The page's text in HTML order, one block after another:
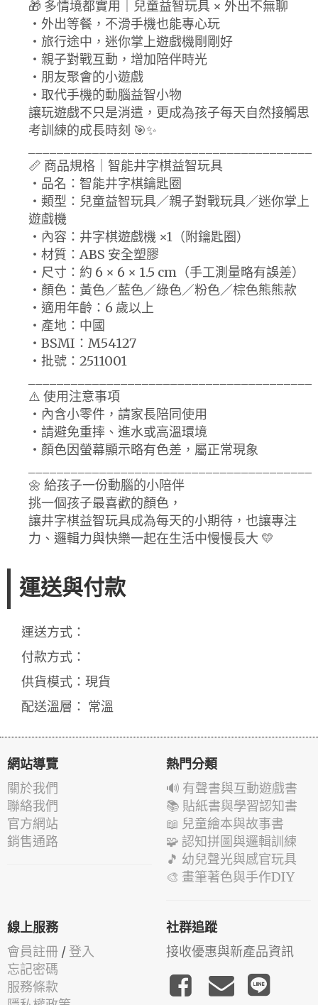
🎁 多情境都實用｜兒童益智玩具 × 外出不無聊
・外出等餐，不滑手機也能專心玩
・旅行途中，迷你掌上遊戲機剛剛好
・親子對戰互動，增加陪伴時光
・朋友聚會的小遊戲
・取代手機的動腦益智小物
讓玩遊戲不只是消遣，更成為孩子每天自然接觸思
考訓練的成長時刻 🎯✨
📏 商品規格｜智能井字棋益智玩具
・品名：智能井字棋鑰匙圈
・類型：兒童益智玩具／親子對戰玩具／迷你掌上
遊戲機
・內容：井字棋遊戲機 ×1（附鑰匙圈）
・材質：ABS 安全塑膠
・尺寸：約 6 × 6 × 1.5 cm（手工測量略有誤差）
・顏色：黃色／藍色／綠色／粉色／棕色熊熊款
・適用年齡：6 歲以上
・產地：中國
・BSMI：M54127
・批號：2511001
⚠️ 使用注意事項
・內含小零件，請家長陪同使用
・請避免重摔、進水或高溫環境
・顏色因螢幕顯示略有色差，屬正常現象
🌼 給孩子一份動腦的小陪伴
挑一個孩子最喜歡的顏色，
讓井字棋益智玩具成為每天的小期待，也讓專注
力、邏輯力與快樂一起在生活中慢慢長大 💛
運送與付款
運送方式：
付款方式：
供貨模式：現貨
配送溫層： 常溫
網站導覽
關於我們
聯絡我們
官方網站
銷售通路
熱門分類
🔊 有聲書與互動遊戲書
📚 貼紙書與學習認知書
📖 兒童繪本與故事書
🧩 認知拼圖與邏輯訓練
🎵 幼兒聲光與感官玩具
🎨 畫筆著色與手作DIY
線上服務
會員註冊 / 登入
忘記密碼
服務條款
社群追蹤
接收優惠與新產品資訊